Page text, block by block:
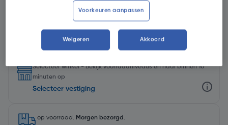
Kies productvariant
Selecteer winkel - Bekijk voorraadniveaus en haal binnen 10
minuten op
Selecteer vestiging
op voorraad. Morgen bezorgd .
Voorkeuren aanpassen
Weigeren Akkoord